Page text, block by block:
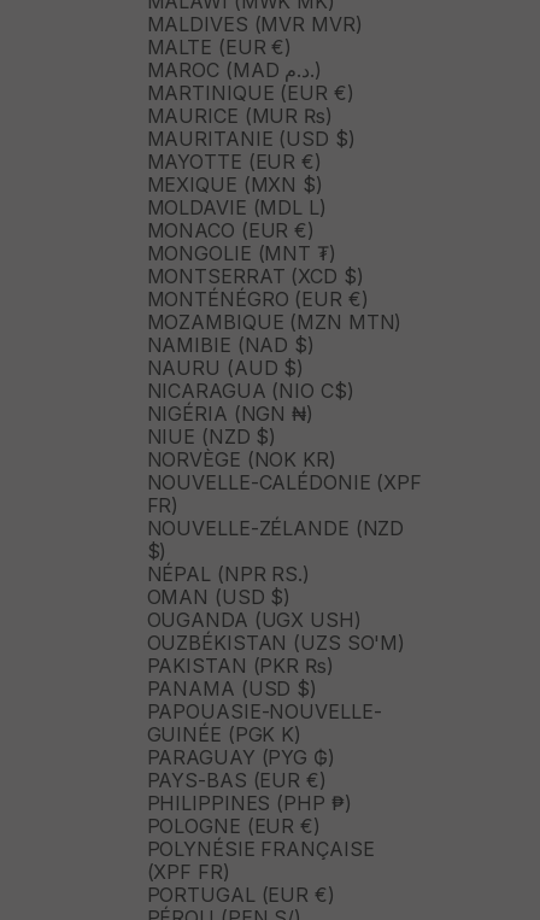
MALDIVES (MVR MVR)
MALTE (EUR €)
MAROC (MAD د.م.)
MARTINIQUE (EUR €)
MAURICE (MUR ₨)
MAURITANIE (USD $)
MAYOTTE (EUR €)
MEXIQUE (MXN $)
MOLDAVIE (MDL L)
MONACO (EUR €)
MONGOLIE (MNT ₮)
MONTSERRAT (XCD $)
MONTÉNÉGRO (EUR €)
MOZAMBIQUE (MZN MTN)
NAMIBIE (NAD $)
NAURU (AUD $)
NICARAGUA (NIO C$)
NIGÉRIA (NGN ₦)
NIUE (NZD $)
NORVÈGE (NOK KR)
NOUVELLE-CALÉDONIE (XPF
FR)
NOUVELLE-ZÉLANDE (NZD
$)
NÉPAL (NPR RS.)
OMAN (USD $)
OUGANDA (UGX USH)
OUZBÉKISTAN (UZS SO'M)
PAKISTAN (PKR ₨)
PANAMA (USD $)
PAPOUASIE-NOUVELLE-
GUINÉE (PGK K)
PARAGUAY (PYG ₲)
PAYS-BAS (EUR €)
PHILIPPINES (PHP ₱)
POLOGNE (EUR €)
POLYNÉSIE FRANÇAISE
(XPF FR)
PORTUGAL (EUR €)